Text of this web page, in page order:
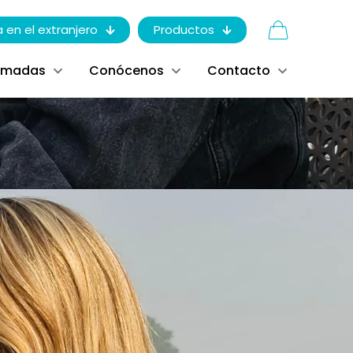
en el extranjero Productos
Conócenos Contacto